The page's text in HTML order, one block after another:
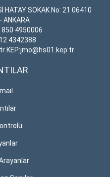
HATAY SOKAK No: 21 06410
ANKARA
850 4950006
4342388
KEP:jmo@hs01.kep.tr